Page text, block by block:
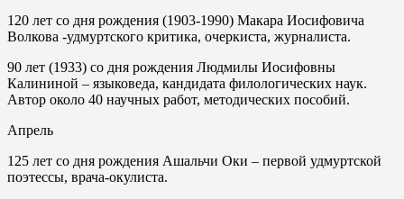
120 лет со дня рождения (1903-1990) Макара Иосифовича
Волкова -удмуртского критика, очеркиста, журналиста.
90 лет (1933) со дня рождения Людмилы Иосифовны
Калининой – языковеда, кандидата филологических наук.
Автор около 40 научных работ, методических пособий.
Апрель
125 лет со дня рождения Ашальчи Оки – первой удмуртской
поэтессы, врача-окулиста.